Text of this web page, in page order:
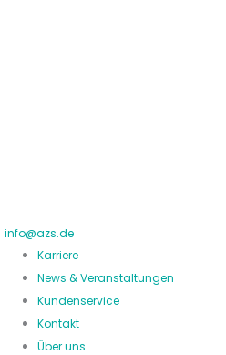
info@azs.de
Karriere
News & Veranstaltungen
Kundenservice
Kontakt
Über uns